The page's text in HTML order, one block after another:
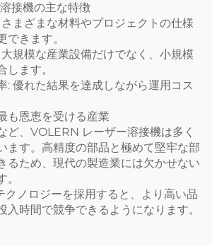
接機の主な特徴
まざまな材料やプロジェクトの仕様
できます。
規模な産業設備だけでなく、小規模
します。
: 優れた結果を達成しながら運用コス
も恩恵を受ける産業
ど、VOLERN レーザー溶接機は多く
ます。高精度の部品と極めて堅牢な部
るため、現代の製造業には欠かせない
ノロジーを採用すると、より高い品
入時間で競争できるようになります。